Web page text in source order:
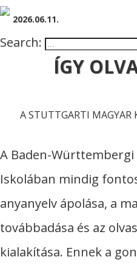
2026.06.11.
Search:
ÍGY
A STUTTGARTI MAGYAR
A Baden-
Iskolában mindig
anyanyelv ápolása, a
továbbadása és az
kialakítása. Ennek a